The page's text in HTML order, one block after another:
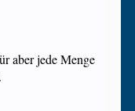
aber jede Menge